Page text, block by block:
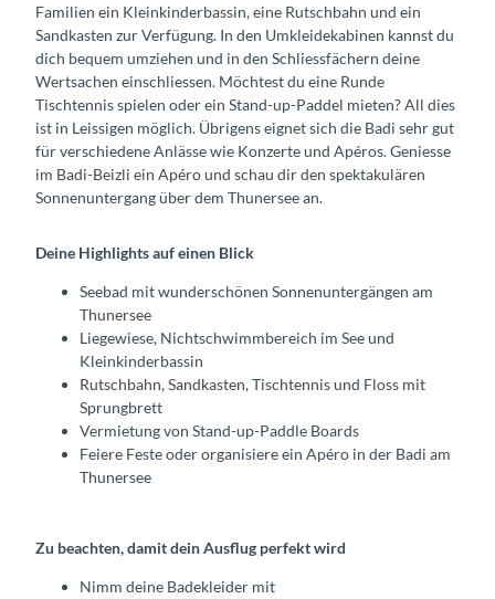
Familien ein Kleinkinderbassin, eine Rutschbahn und ein
Sandkasten zur Verfügung. In den Umkleidekabinen kannst du
dich bequem umziehen und in den Schliessfächern deine
Wertsachen einschliessen. Möchtest du eine Runde
Tischtennis spielen oder ein Stand-up-Paddel mieten? All dies
ist in Leissigen möglich. Übrigens eignet sich die Badi sehr gut
für verschiedene Anlässe wie Konzerte und Apéros. Geniesse
im Badi-Beizli ein Apéro und schau dir den spektakulären
Sonnenuntergang über dem Thunersee an.
Deine Highlights auf einen Blick
Seebad mit wunderschönen Sonnenuntergängen am
Thunersee
Liegewiese, Nichtschwimmbereich im See und
Kleinkinderbassin
Rutschbahn, Sandkasten, Tischtennis und Floss mit
Sprungbrett
Vermietung von Stand-up-Paddle Boards
Feiere Feste oder organisiere ein Apéro in der Badi am
Thunersee
Zu beachten, damit dein Ausflug perfekt wird
Nimm deine Badekleider mit